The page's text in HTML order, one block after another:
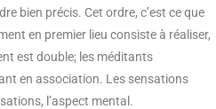
bien précis. Cet ordre, c’est ce que
en premier lieu consiste à réaliser,
est double; les méditants
en association. Les sensations
l’aspect mental.